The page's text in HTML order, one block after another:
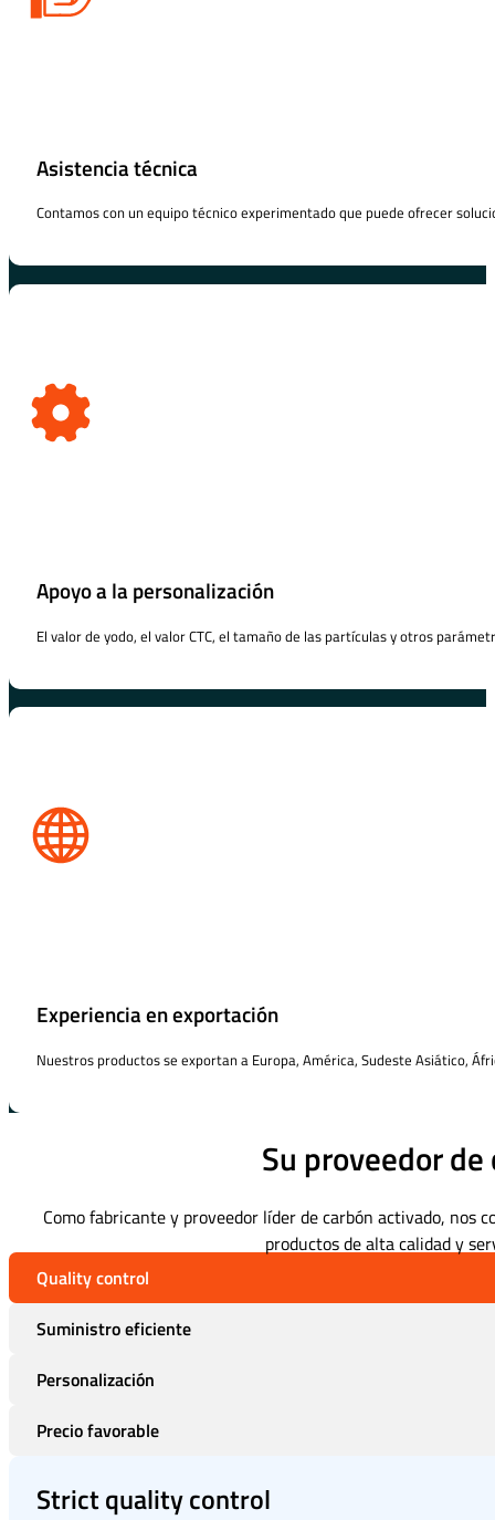
Asistencia técnica
Contamos con un equipo técnico experimentado que puede ofrecer
Apoyo a la personalización
El valor de yodo, el valor CTC, el tamaño de las partículas y otros
Experiencia en exportación
Nuestros productos se exportan a Europa, América, Sudeste Asiático,
Su proveedor
Como fabricante y proveedor líder de carbón activado, nos
productos de alta calidad y
Quality control
Suministro eficiente
Personalización
Precio favorable
Strict quality control